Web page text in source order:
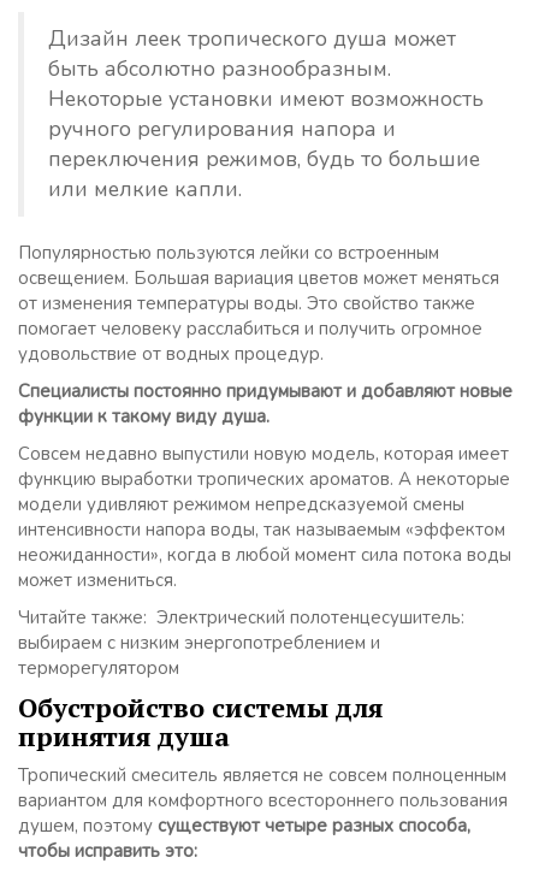
Дизайн леек тропического душа может
быть абсолютно разнообразным.
Некоторые установки имеют возможность
ручного регулирования напора и
переключения режимов, будь то большие
или мелкие капли.
Популярностью пользуются лейки со встроенным
освещением. Большая вариация цветов может меняться
от изменения температуры воды. Это свойство также
помогает человеку расслабиться и получить огромное
удовольствие от водных процедур.
Специалисты постоянно придумывают и добавляют новые
функции к такому виду душа.
Совсем недавно выпустили новую модель, которая имеет
функцию выработки тропических ароматов. А некоторые
модели удивляют режимом непредсказуемой смены
интенсивности напора воды, так называемым «эффектом
неожиданности», когда в любой момент сила потока воды
может измениться.
Читайте также: Электрический полотенцесушитель:
выбираем с низким энергопотреблением и
терморегулятором
Обустройство системы для
принятия душа
Тропический смеситель является не совсем полноценным
вариантом для комфортного всестороннего пользования
душем, поэтому существуют четыре разных способа,
чтобы исправить это: